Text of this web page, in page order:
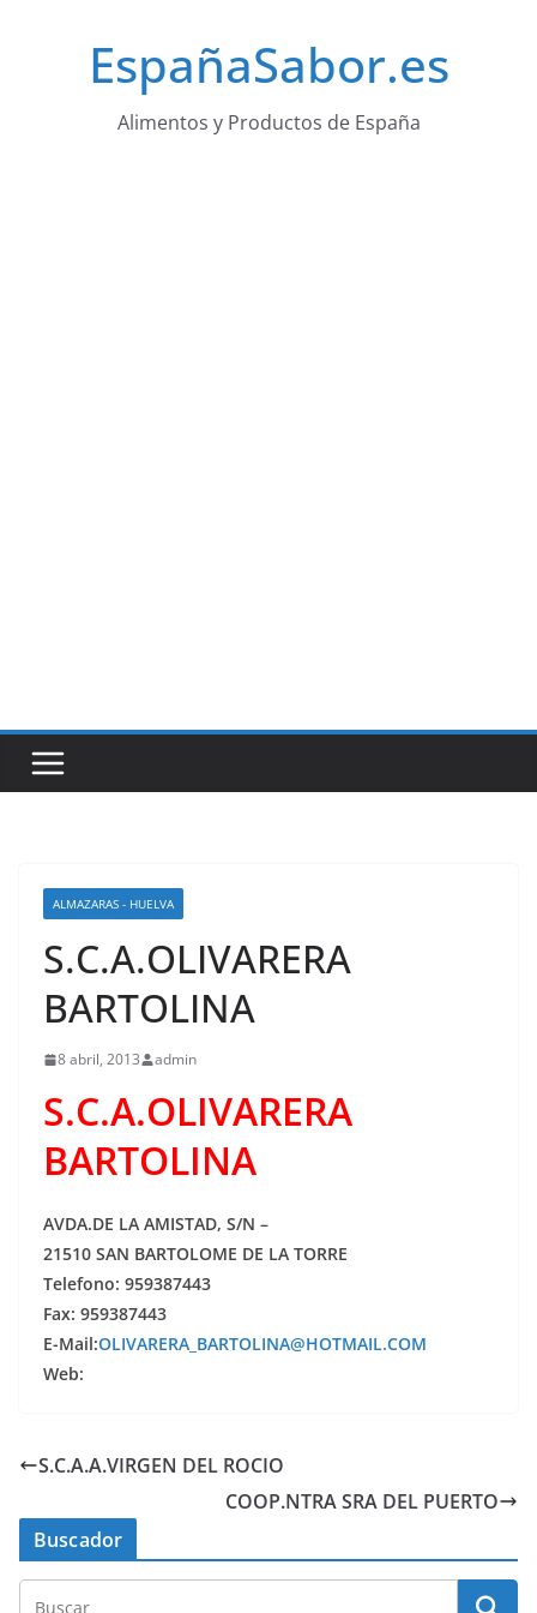
EspañaSabor.es
Alimentos y Productos de España
ALMAZARAS - HUELVA
S.C.A.OLIVARERA
BARTOLINA
8 abril, 2013 admin
S.C.A.OLIVARERA
BARTOLINA
AVDA.DE LA AMISTAD, S/N –
21510 SAN BARTOLOME DE LA TORRE
Telefono: 959387443
Fax: 959387443
E-Mail:OLIVARERA_BARTOLINA@HOTMAIL.COM
Web:
S.C.A.A.VIRGEN DEL ROCIO
COOP.NTRA SRA DEL PUERTO
Buscador